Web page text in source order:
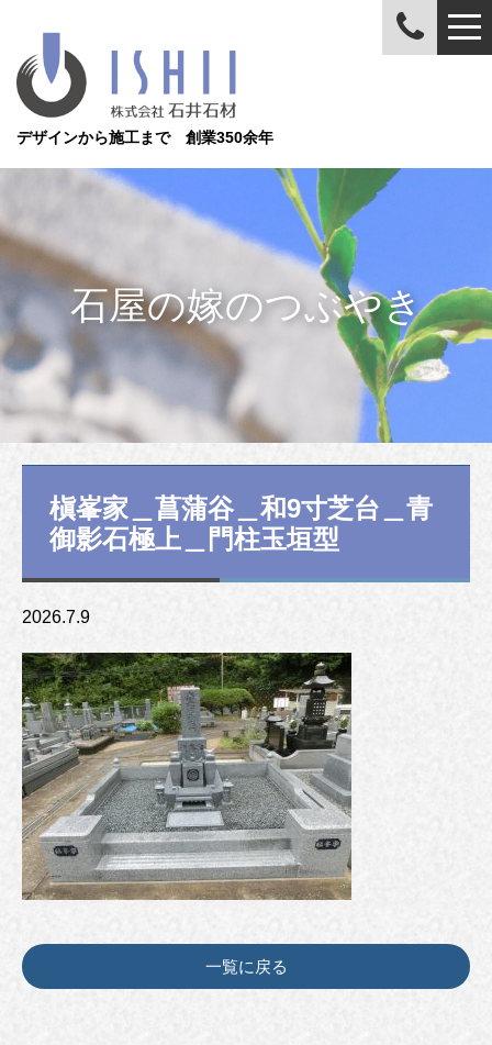
デザインから施工まで 創業350余年
石屋の嫁のつぶやき
槇峯家＿菖蒲谷＿和9寸芝台＿青
御影石極上＿門柱玉垣型
2026.7.9
一覧に戻る